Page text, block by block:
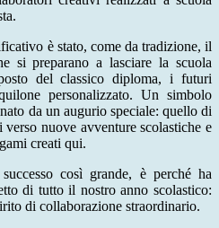
è stato, come da tradizione, il
si preparano a lasciare la scuola
del classico diploma, i futuri
personalizzato. ​Un simbolo
da un augurio speciale: quello di
nuove avventure scolastiche e
creati qui.
così grande, è perché ha
di tutto il nostro anno scolastico:
di collaborazione straordinario.